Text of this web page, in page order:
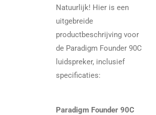
Natuurlijk! Hier is een
uitgebreide
productbeschrijving voor
de Paradigm Founder 90C
luidspreker, inclusief
specificaties:
Paradigm Founder 90C